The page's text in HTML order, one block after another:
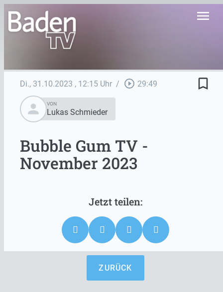
menu
Di., 31.10.2023 , 12:15 Uhr / play_circle_outline 29:49
bookmark_border
person
VON
Lukas Schmieder
Bubble Gum TV -
November 2023
ZURÜCK